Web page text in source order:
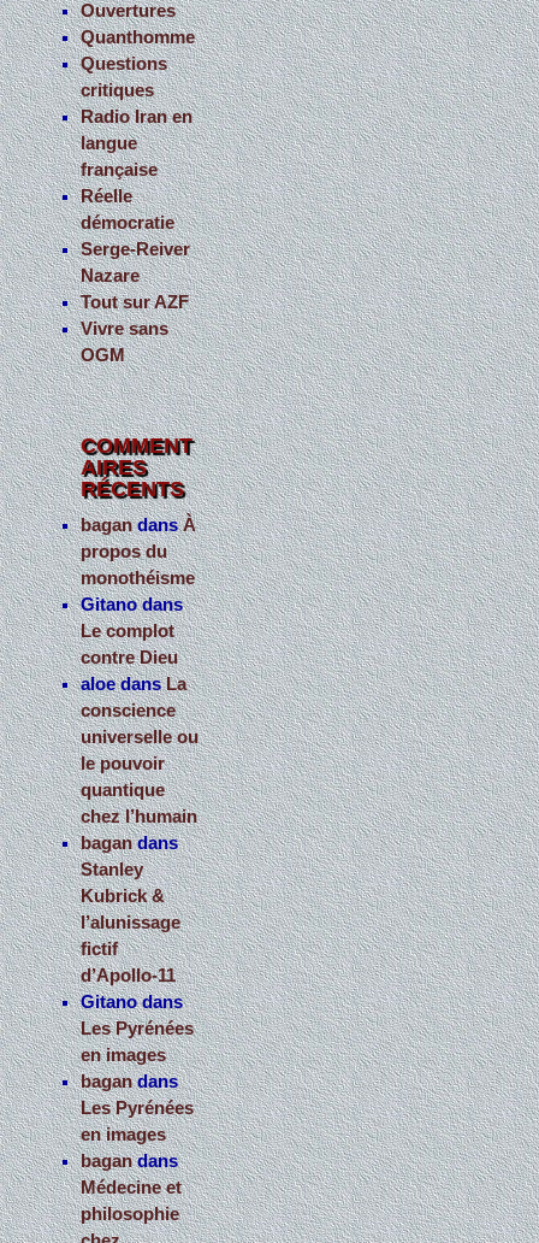
Ouvertures
Quanthomme
Questions
critiques
Radio Iran en
langue
française
Réelle
démocratie
Serge-Reiver
Nazare
Tout sur AZF
Vivre sans
OGM
COMMENT
AIRES
RÉCENTS
bagandansÀ
propos du
monothéisme
Gitanodans
Le complot
contre Dieu
aloedansLa
conscience
universelle ou
le pouvoir
quantique
chez l’humain
bagandans
Stanley
Kubrick &
l’alunissage
fictif
d’Apollo-11
Gitanodans
Les Pyrénées
en images
bagandans
Les Pyrénées
en images
bagandans
Médecine et
philosophie